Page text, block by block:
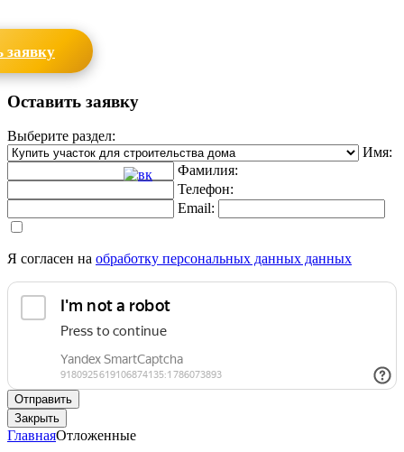
заявку
Оставить заявку
Выберите раздел:
Имя:
Фамилия:
Телефон:
Email:
Я согласен на обработку персональных данных данных
Отправить
Закрыть
ГлавнаяОтложенные